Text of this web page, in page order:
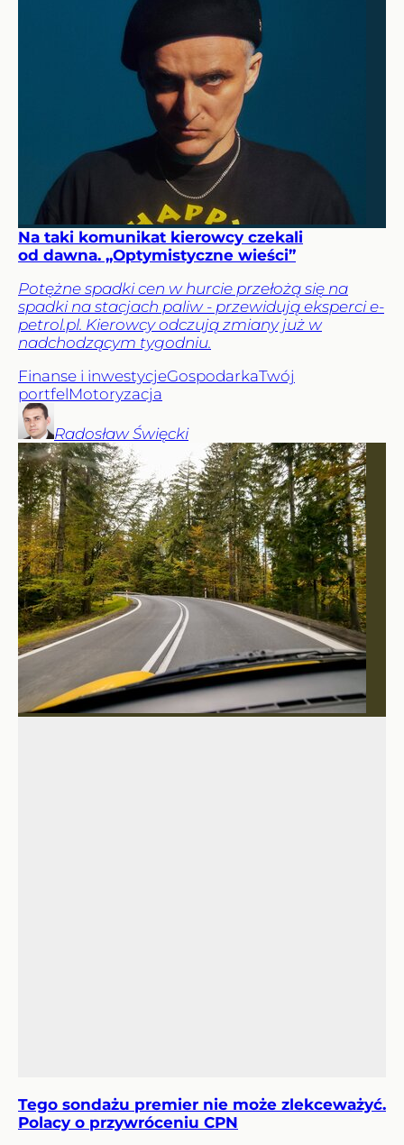
Na taki komunikat kierowcy czekali
od dawna. „Optymistyczne wieści”
Potężne spadki cen w hurcie przełożą się na
spadki na stacjach paliw - przewidują eksperci e-
petrol.pl. Kierowcy odczują zmiany już w
nadchodzącym tygodniu.
Finanse i inwestycjeGospodarkaTwój
portfelMotoryzacja
Radosław Święcki
Tego sondażu premier nie może zlekceważyć.
Polacy o przywróceniu CPN